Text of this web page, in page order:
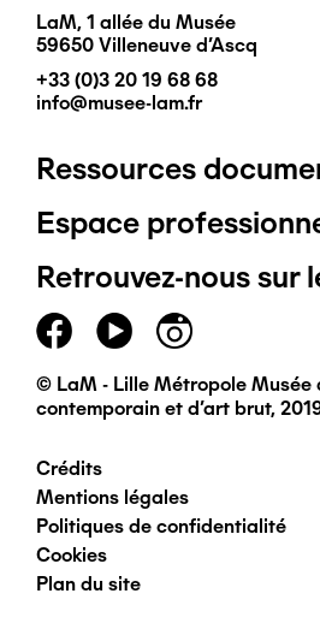
LaM, 1 allée du Musée
59650 Villeneuve d'Ascq
+33 (0)3 20 19 68 68
info@musee-lam.fr
Pied
de
page
principal
Ressources
Espace
Retrouvez-nous sur
© LaM - Lille Métropole Musée
contemporain et d'art brut,
Pied
de
page
Crédits
Mentions légales
Politiques de confidentialité
Cookies
Plan du site